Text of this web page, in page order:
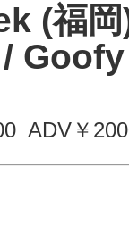
(福
ADV￥